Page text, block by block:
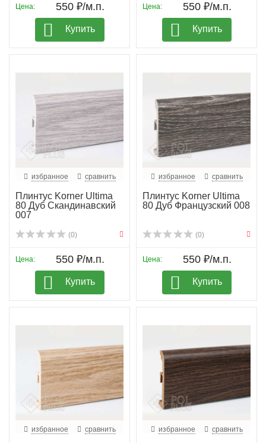
Цена: 550 ₽/м.п.
Купить
Цена: 550 ₽/м.п.
Купить
избранное сравнить
Плинтус Korner Ultima
80 Дуб Скандинавский
007
(0)
Цена: 550 ₽/м.п.
Купить
избранное сравнить
Плинтус Korner Ultima
80 Дуб Французский 008
(0)
Цена: 550 ₽/м.п.
Купить
избранное сравнить избранное сравнить